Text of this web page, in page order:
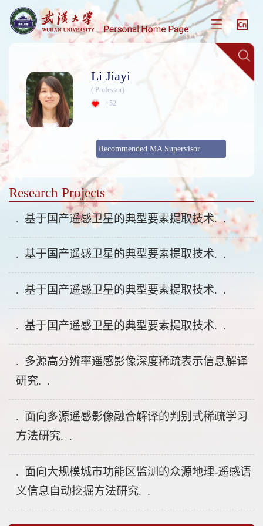
Li Jiayi
( Professor)
+52
Recommended MA Supervisor
Research Projects
. 基于国产遥感卫星的典型要素提取技术. .
. 基于国产遥感卫星的典型要素提取技术. .
. 基于国产遥感卫星的典型要素提取技术. .
. 基于国产遥感卫星的典型要素提取技术. .
. 多源高分辨率遥感影像深度稀疏表示信息解译
研究. .
. 面向多源遥感影像融合解译的判别式稀疏学习
方法研究. .
. 面向大规模城市功能区监测的众源地理-遥感语
义信息自动挖掘方法研究. .